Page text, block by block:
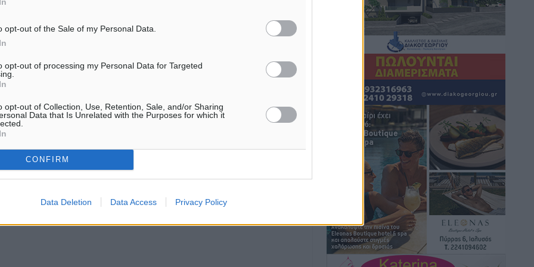
opt-out of the Sale of my Personal Data.
opt-out of processing my Personal Data for Targeted
opt-out of Collection, Use, Retention, Sale, and/or Sharing
Data that Is Unrelated with the Purposes for which it
CONFIRM
Data Deletion Data Access Privacy Policy
για την
σε
προτάσεων προμήθειας
καθώς και στην
για τις Ακαδημίες
και αναβάθμιση των
Τουριστικής
από κάθε χρηματοδότηση στην
• πριν 1 ώρα
Βούλγαροι τουρίστες: Λιγότερες
διανυκτερεύσεις στην Ελλάδα, αλλά
18% υψηλότερη δαπάνη ανά
διανυκτέρευση
• πριν 1 ώρα
Βέλγοι τουρίστες: Στα 547,9 εκατ. ευρώ
οι εισπράξεις για την Ελλάδα
• πριν 1 ώρα
Οι κανόνες για τουριστική ανάπτυξη –
Κατηγοριοποιήσεις, ρυθμίσεις και όρια
Τοπικές Ειδήσεις• πριν 1 ώρα
Η Τουρκία «γκριζάρει» ξανά το Αιγαίο